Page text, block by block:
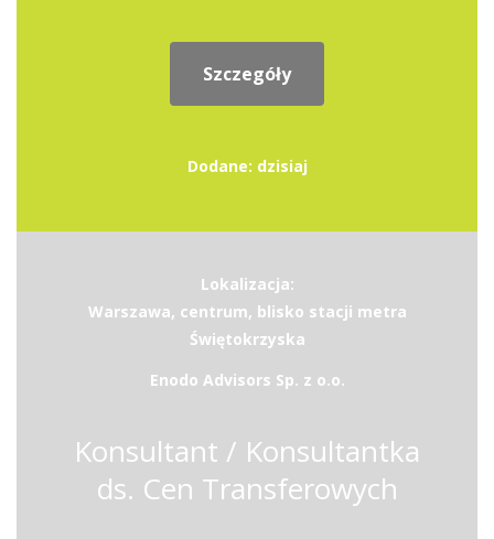
Szczegóły
Dodane: dzisiaj
Lokalizacja:
Warszawa, centrum, blisko stacji metra
Świętokrzyska
Enodo Advisors Sp. z o.o.
Konsultant / Konsultantka
ds. Cen Transferowych